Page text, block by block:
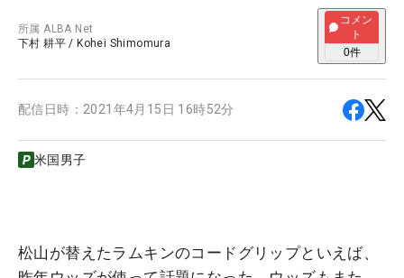
所属ALBA Net
下村 耕平 / Kohei Shimomura
コメン
ト
0件
配信日時： 2021年4月15日 16時52分
米国男子
松山が替えたラムキンのコードグリップといえば、